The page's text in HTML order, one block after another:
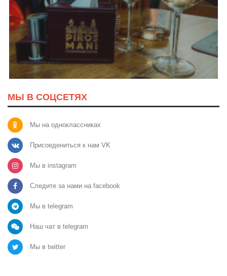
МЫ В СОЦСЕТЯХ
Мы на одноклассниках
Присоедениться к нам VK
Мы в instagram
Следите за нами на facebook
Мы в telegram
Наш чат в telegram
Мы в twitter